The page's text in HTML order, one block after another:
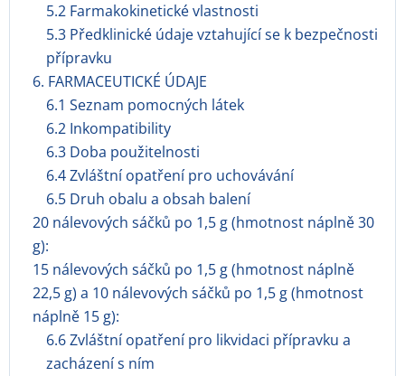
5.2 Farmakokinetické vlastnosti
5.3 Předklinické údaje vztahující se k bezpečnosti
přípravku
6. FARMACEUTICKÉ ÚDAJE
6.1 Seznam pomocných látek
6.2 Inkompatibility
6.3 Doba použitelnosti
6.4 Zvláštní opatření pro uchovávání
6.5 Druh obalu a obsah balení
20 nálevových sáčků po 1,5 g (hmotnost náplně 30
g):
15 nálevových sáčků po 1,5 g (hmotnost náplně
22,5 g) a 10 nálevových sáčků po 1,5 g (hmotnost
náplně 15 g):
6.6 Zvláštní opatření pro likvidaci přípravku a
zacházení s ním